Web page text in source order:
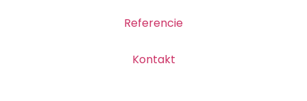
Referencie
Kontakt